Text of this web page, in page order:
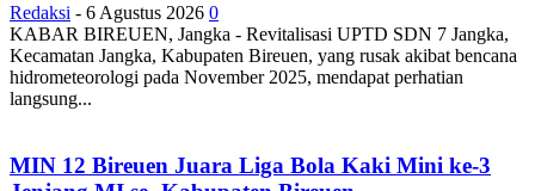
Redaksi - 6 Agustus 2026 0
KABAR BIREUEN, Jangka - Revitalisasi UPTD SDN 7 Jangka,
Kecamatan Jangka, Kabupaten Bireuen, yang rusak akibat bencana
hidrometeorologi pada November 2025, mendapat perhatian
langsung...
MIN 12 Bireuen Juara Liga Bola Kaki Mini ke-3